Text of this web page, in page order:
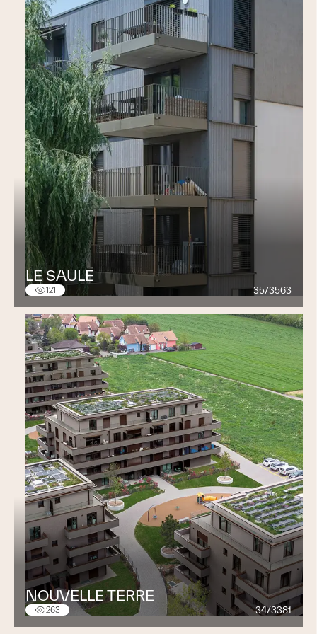
Engineering CVCSE-MCR
Chauffage / réfrigération
Ventilation / climatisation
Sanitaire / gaz médicaux / air comprimé
Sprinkler
MCR (Mesure-Commande-Régulation)
Electricité
BIM (Building Information Modeling)
Conseils et expertises
Physique du bâtiment
Dossier de mise à l’enquête
Labélisation énergétique
Certificat énergétique (CECB-Plus)
Thermographie
Audit énergétique
Optimisation énergétique
Simulations dynamiques
Recherche & développement durable
L’ÉQUIPE
Notre équipe diversifiée est composée de
collaborateurs hautement qualifiés, chacun apportant
sa propre expertise. Notre organisation interne est
soigneusement conçue pour favoriser une collaboration
harmonieuse entre les différents groupes au sein de
notre équipe. Cette structure garantit une
communication efficace et un travail d'équipe fluide,
nous permettant ainsi d'atteindre nos objectifs
communs.
NOS VALEURS
Qualité
Nous fournissons un travail de qualité et de valeur.
Innovation
Nous regardons constamment vers l’avenir, afin
d’anticiper les changements et réagir avec célérité.
LE SAULE
121 35/3563
NOUVELLE TERRE
263 34/3381